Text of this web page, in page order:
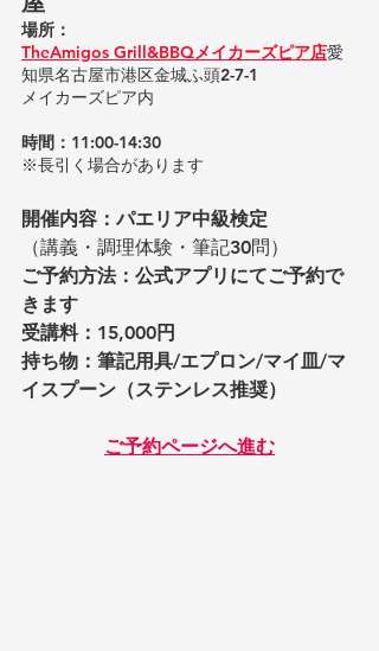
場所：
TheAmigos Grill&BBQメイカーズピア店愛
知県名古屋市港区金城ふ頭2-7-1
メイカーズピア内​
時間：11:00-14:30
※長引く場合があります
開催内容：パエリア中級検定
（講義・調理体験・筆記30問）
ご予約方法：公式アプリにてご予約で
きます
受講料：15,000円
持ち物：筆記用具/エプロン/マイ皿/マ
イスプーン（ステンレス推奨）
ご予約ページへ進む